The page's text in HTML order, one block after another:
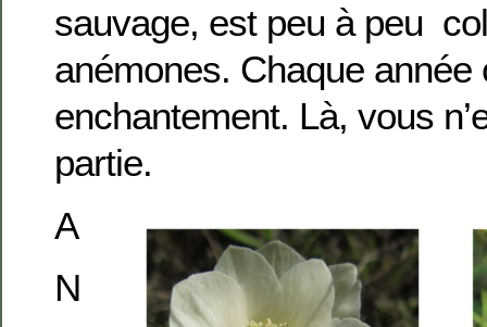
sauvage, est peu à peu
anémones. Chaque année
enchantement. Là, vous
partie.
A
N